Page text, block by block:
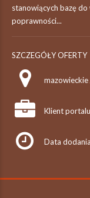
stanowiących bazę
poprawności...
SZCZEGÓŁY OFERTY
mazowieckie
Klient
Data